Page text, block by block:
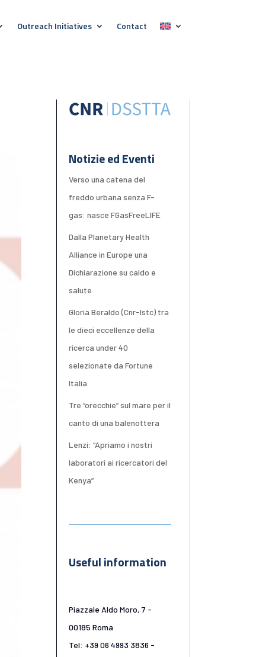
Outreach Initiatives Contact
Notizie ed Eventi
Verso una catena del
freddo urbana senza F-
gas: nasce FGasFreeLIFE
Dalla Planetary Health
Alliance in Europe una
Dichiarazione su caldo e
salute
Gloria Beraldo (Cnr-Istc) tra
le dieci eccellenze della
ricerca under 40
selezionate da Fortune
Italia
Tre “orecchie” sul mare per il
canto di una balenottera
Lenzi: “Apriamo i nostri
laboratori ai ricercatori del
Kenya”
Useful information
Piazzale Aldo Moro, 7 -
00185 Roma
Tel: +39 06 4993 3836 -